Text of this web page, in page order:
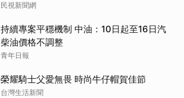
民視新聞網
持續專案平穩機制 中油：10日起至16日汽
柴油價格不調整
青年日報
榮耀騎士父愛無畏 時尚牛仔帽賀佳節
台灣生活新聞